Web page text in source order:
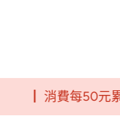
┃ 消費每50元累積1點